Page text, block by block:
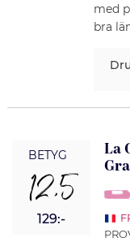
med
bra
BETYG
12,5
129:-
La